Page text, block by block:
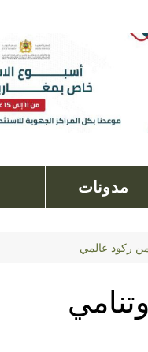
مدونات
ركود عالمي